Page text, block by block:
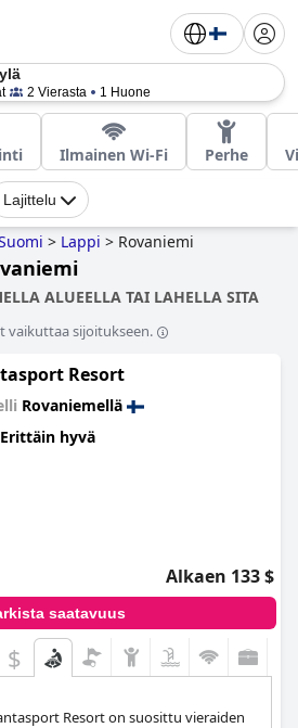
2 Vierasta 1 Huone
Ilmainen Wi-Fi Perhe
Lajittelu
> Lappi > Rovaniemi
ALUEELLA TAI LAHELLA SITA
vaikuttaa sijoitukseen.
Resort
Rovaniemellä
Erittäin hyvä
Alkaen 133 $
saatavuus
$
Resort on suosittu vieraiden